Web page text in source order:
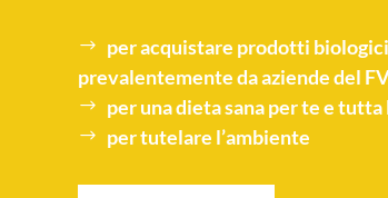
per acquistare prodotti biologici
prevalentemente da aziende del
per unadieta sanaper te e tutta
per tutelare l’ambiente